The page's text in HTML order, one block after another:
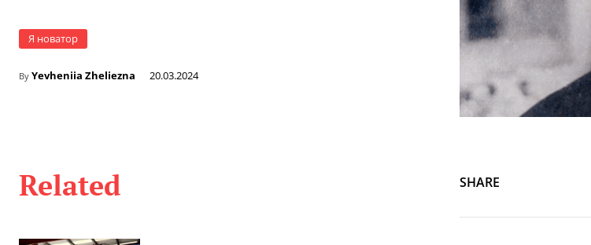
Я новатор
By Yevheniia Zheliezna 20.03.2024
Related SHARE